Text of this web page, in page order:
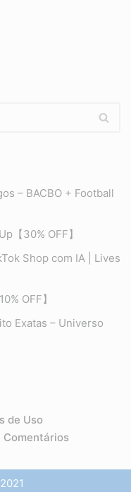
– BACBO + Football
【30% OFF】
Shop com IA | Lives
OFF】
Exatas – Universo
de Uso
Comentários